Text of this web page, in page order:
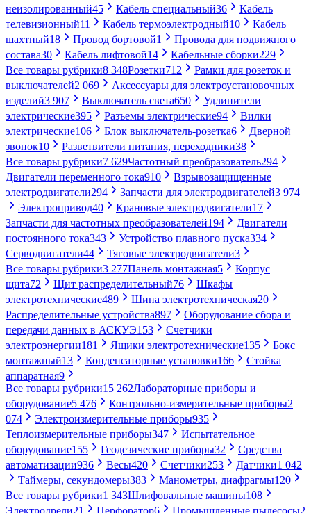
неизолированный45 Кабель специальный36
Кабель
телевизионный11 Кабель термоэлектродный10
Кабель
шахтный18 Провод бортовой1
Провода для подвижного
состава30 Кабель лифтовой14 Кабельные сборки229
Все товары рубрики8 348Розетки712
Рамки для розеток и
выключателей2 069
Аксессуары для электроустановочных
изделий3 907 Выключатель света650
Удлинители
электрические395 Разъемы электрические94
Вилки
электрические106 Блок выключатель-розетка6
Дверной
звонок10 Разветвители питания, переходники38
Все товары рубрики7 629Частотный преобразователь294
Двигатели переменного тока910
Взрывозащищенные
электродвигатели294 Запчасти для электродвигателей3 974
Электропривод40 Крановые электродвигатели17
Запчасти для частотных преобразователей194
Двигатели
постоянного тока343 Устройство плавного пуска334
Серводвигатели44 Тяговые электродвигатели3
Все товары рубрики3 277Панель монтажная5
Корпус
щита72 Щит распределительный76
Шкафы
электротехнические489 Шина электротехническая20
Распределительные устройства897
Оборудование сбора и
передачи данных в АСКУЭ153
Счетчики
электроэнергии181 Ящики электротехнические135
Бокс
монтажный13 Конденсаторные установки166
Стойка
аппаратная9
Все товары рубрики15 262Лабораторные приборы и
оборудование5 476 Контрольно-измерительные приборы2
074
Электроизмерительные приборы935
Теплоизмерительные приборы347
Испытательное
оборудование155 Геодезические приборы32
Средства
автоматизации936 Весы420 Счетчики253 Датчики1 042
Таймеры, секундомеры383 Манометры, диафрагмы120
Все товары рубрики1 343Шлифовальные машины108
Электродрели21 Перфоратор6 Промышленные пылесосы2